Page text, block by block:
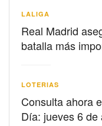
LALIGA
Real Madrid
batalla más
LOTERIAS
Consulta ahora
Día: jueves 6